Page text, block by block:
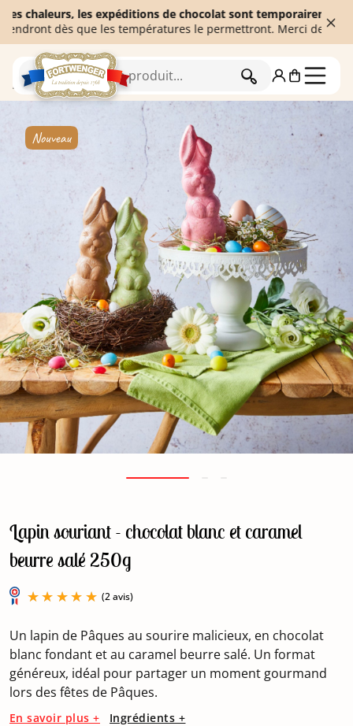
les expéditions de chocolat sont temporairement
dès que les températures le permettront. Merci de votre
RECHERCHER
Accueil Chocolats de Pâques
Lapin souriant - chocolat blanc et caramel
beurre salé 250g
(2 avis)
Un lapin de Pâques au sourire malicieux, en chocolat
blanc fondant et au caramel beurre salé. Un format
généreux, idéal pour partager un moment gourmand
lors des fêtes de Pâques.
En savoir plus +
Ingrédients +